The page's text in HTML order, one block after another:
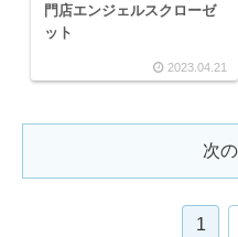
門店エンジェルスクローゼ
ット
2023.04.21
次
1